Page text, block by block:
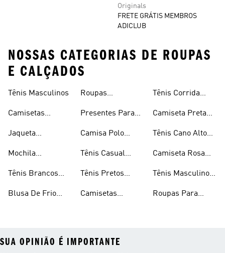
Originals
FRETE GRÁTIS MEMBROS
ADICLUB
NOSSAS CATEGORIAS DE ROUPAS
E CALÇADOS
Tênis Masculinos
Camisetas
Jaqueta
Mochila
Tênis Brancos
Blusa De Frio
Roupas
Presentes Para
Camisa Polo
Tênis Casual
Tênis Pretos
Camisetas
Masculinas
Tênis Corrida
Camiseta Preta
Tênis Cano Alto
Camiseta Rosa
Tênis Masculino
Roupas Para
SUA OPINIÃO É IMPORTANTE